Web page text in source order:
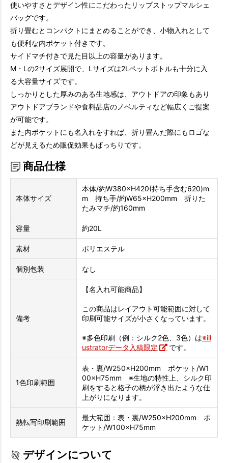
使いやすさとデザイン性にこだわったリップストップマルシェ
バッグです。
折り畳むとコンパクトにまとめることができ、小物入れとして
も便利な内ポケット付きです。
サイドマチ付きで見た目以上の容量があります。
M・Lの2サイズ展開で、Lサイズは2Lペットボトルも十分に入
る大容量サイズです。
しっかりとした厚みのある生地感は、アウトドアの印象もあり
アウトドアブランドや食料品店のノベルティなど幅広くご提案
が可能です。
また内ポケットにも名入れをすれば、折り畳んだ際にもロゴな
どが見えるため販促効果もばっちりです。
商品仕様
本体サイズ
本体/約W380×H420(持ち手含む620)m
m 持ち手/約W65×H200mm 折りた
たみマチ/約160mm
容量 約20L
素材 ポリエステル
個別包装 なし
備考
【名入れ可能商品】
この商品はレイアウト可能範囲に対して
印刷可能サイズが小さくなっています。
※多色印刷（例：シルク2色、3色）は※ill
ustratorデータ入稿限定
です。
1色印刷範囲
表・裏/W250×H200mm ポケット/W1
00×H75mm ※生地の特性上、シルク印
刷をすると格子の柄が浮き出たような仕
上がりになります。
熱転写印刷範囲
最大範囲：表・裏/W250×H200mm ポ
ケット/W100×H75mm
デザインについて